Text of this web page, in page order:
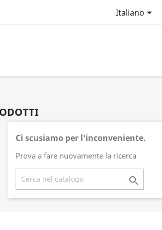
Italiano
Ci scusiamo per l'inconveniente.
Prova a fare nuovamente la ricerca
